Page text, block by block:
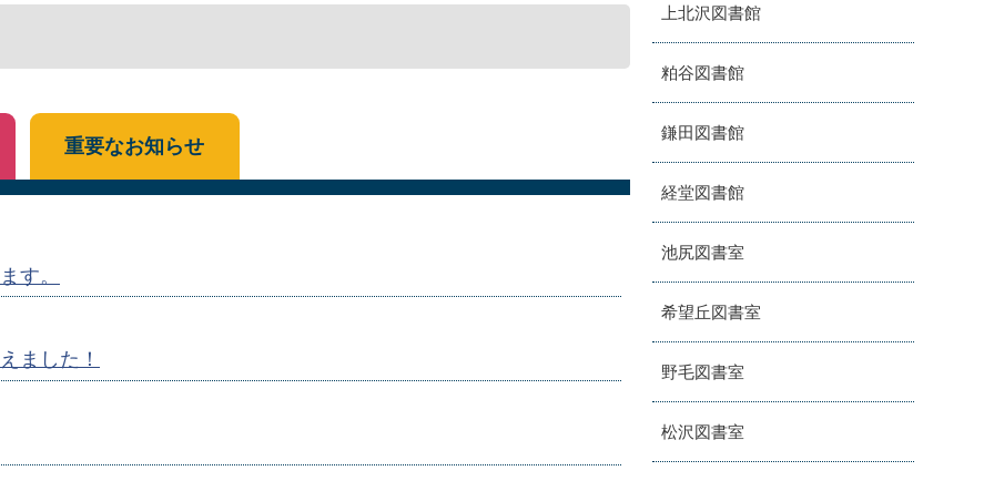
す。
ました！
重要なお知らせ
上北沢図書館
粕谷図書館
鎌田図書館
経堂図書館
池尻図書室
希望丘図書室
野毛図書室
松沢図書室